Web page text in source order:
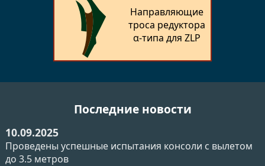
Направляющие
троса редуктора
α-типа для ZLP
Последние новости
10.09.2025
Проведены успешные испытания консоли с вылетом
до 3.5 метров